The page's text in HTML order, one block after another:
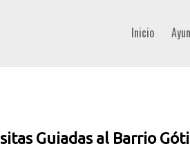
Inicio
Guiadas al Barrio